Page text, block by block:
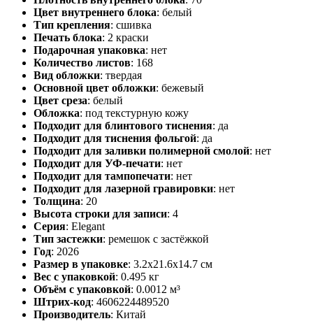
Цвет внутреннего блока: белый
Тип крепления: сшивка
Печать блока: 2 краски
Подарочная упаковка: нет
Количество листов: 168
Вид обложки: твердая
Основной цвет обложки: бежевый
Цвет среза: белый
Обложка: под текстурную кожу
Подходит для блинтового тиснения: да
Подходит для тиснения фольгой: да
Подходит для заливки полимерной смолой: нет
Подходит для УФ-печати: нет
Подходит для тампопечати: нет
Подходит для лазерной гравировки: нет
Толщина: 20
Высота строки для записи: 4
Серия: Elegant
Тип застежки: ремешок с застёжкой
Год: 2026
Размер в упаковке: 3.2x21.6x14.7 см
Вес с упаковкой: 0.495 кг
Объём с упаковкой: 0.0012 м³
Штрих-код: 4606224489520
Производитель: Китай